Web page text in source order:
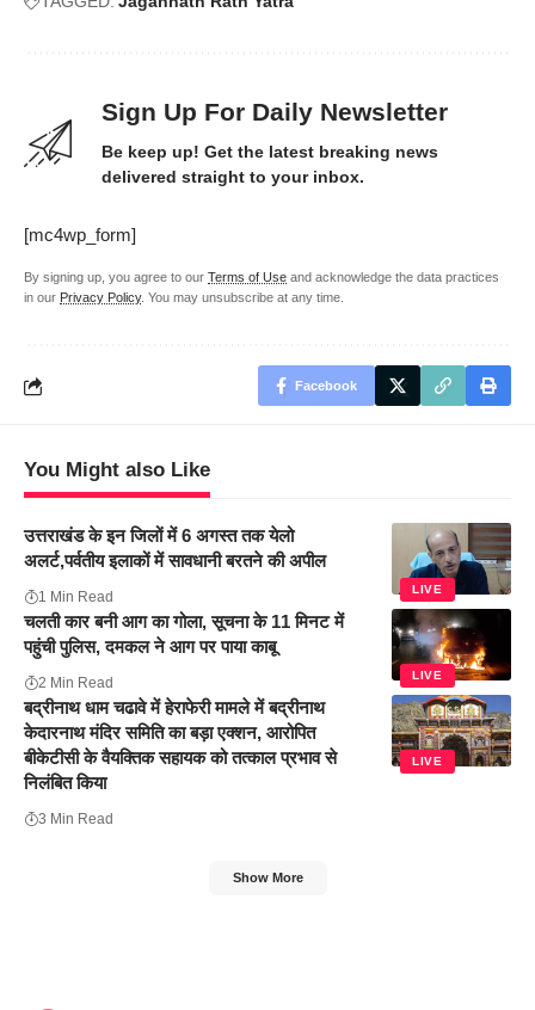
Sign Up For Daily Newsletter
Be keep up! Get the latest breaking news
delivered straight to your inbox.
[mc4wp_form]
By signing up, you agree to our Terms of Use and acknowledge the data practices
in our Privacy Policy. You may unsubscribe at any time.
Facebook
You Might also Like
LIVE
उत्तराखंड के इन जिलों में 6 अगस्त तक येलो
अलर्ट,पर्वतीय इलाकों में सावधानी बरतने की अपील
1 Min Read
LIVE
चलती कार बनी आग का गोला, सूचना के 11 मिनट में
पहुंची पुलिस, दमकल ने आग पर पाया काबू
2 Min Read
LIVE
बद्रीनाथ धाम चढावे में हेराफेरी मामले में बद्रीनाथ
केदारनाथ मंदिर समिति का बड़ा एक्शन, आरोपित
बीकेटीसी के वैयक्तिक सहायक को तत्काल प्रभाव से
निलंबित किया
3 Min Read
Show More